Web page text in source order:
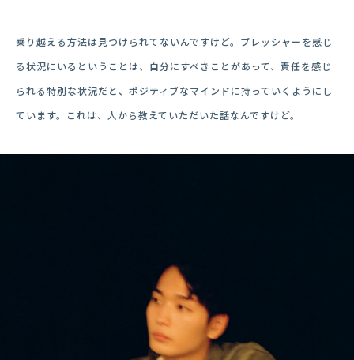
乗り越える方法は見つけられてないんですけど。プレッシャーを感じ
る状況にいるということは、自分にすべきことがあって、責任を感じ
られる特別な状況だと、ポジティブなマインドに持っていくようにし
ています。これは、人から教えていただいた話なんですけど。